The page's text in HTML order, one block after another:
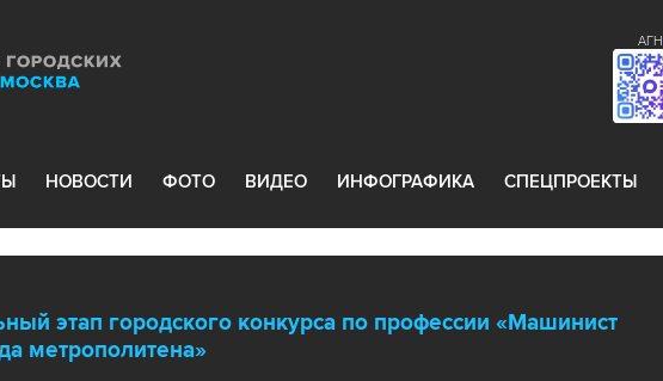
АГН
НОВОСТИ ФОТО ВИДЕО ИНФОГРАФИКА СПЕЦПРОЕКТЫ
этап городского конкурса по профессии «Машинист
метрополитена»